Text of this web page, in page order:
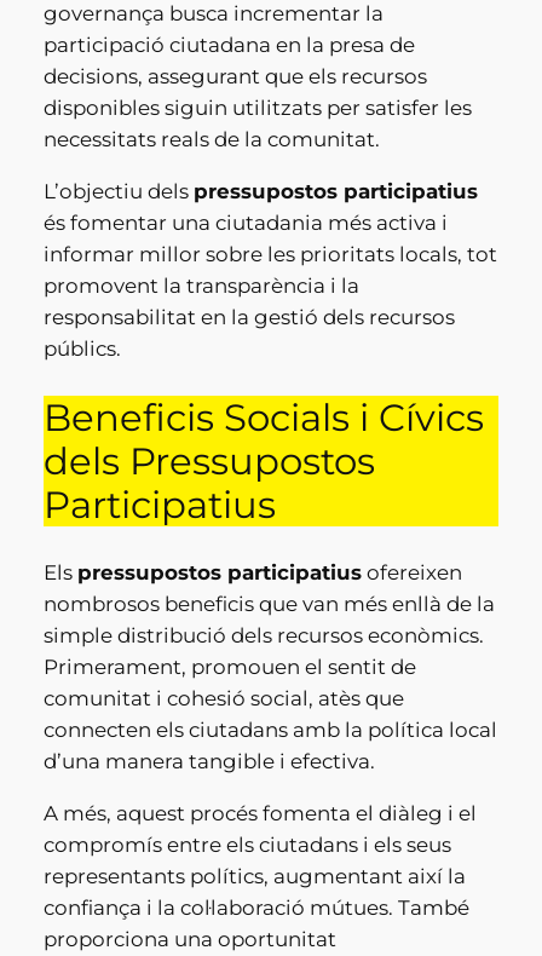
governança busca incrementar la
participació ciutadana en la presa de
decisions, assegurant que els recursos
disponibles siguin utilitzats per satisfer les
necessitats reals de la comunitat.
L’objectiu dels pressupostos participatius
és fomentar una ciutadania més activa i
informar millor sobre les prioritats locals, tot
promovent la transparència i la
responsabilitat en la gestió dels recursos
públics.
Beneficis Socials i Cívics
dels Pressupostos
Participatius
Els pressupostos participatiusofereixen
nombrosos beneficis que van més enllà de la
simple distribució dels recursos econòmics.
Primerament, promouen el sentit de
comunitat i cohesió social, atès que
connecten els ciutadans amb la política local
d’una manera tangible i efectiva.
A més, aquest procés fomenta el diàleg i el
compromís entre els ciutadans i els seus
representants polítics, augmentant així la
confiança i la col·laboració mútues. També
proporciona una oportunitat